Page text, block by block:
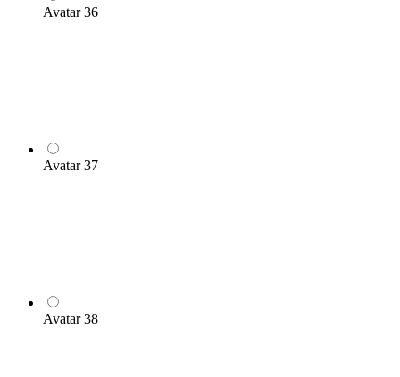
Avatar 36
Avatar 37
Avatar 38